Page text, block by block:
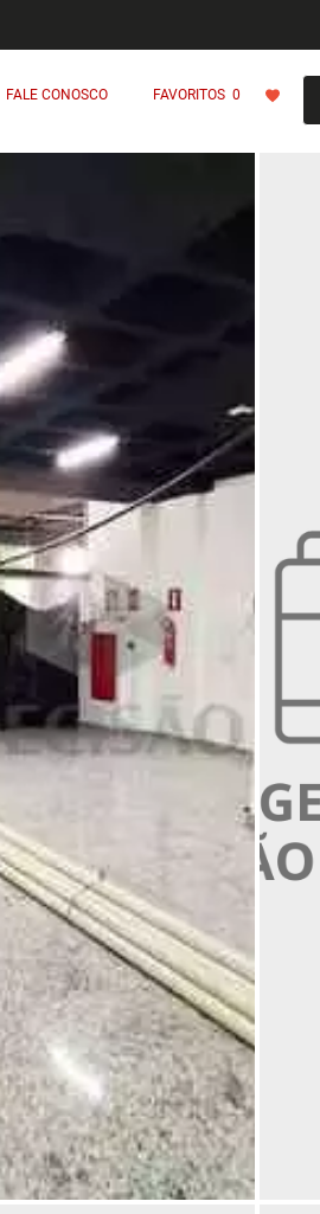
FALE CONOSCO FAVORITOS 0